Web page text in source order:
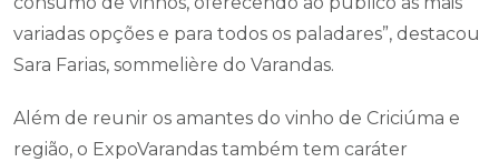
variadas opções e para todos os paladares”, destacou
Sara Farias, sommelière do Varandas.
Além de reunir os amantes do vinho de Criciúma e
região, o ExpoVarandas também tem caráter